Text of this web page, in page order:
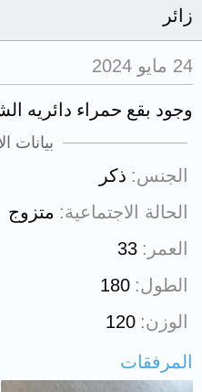
زائر
24 مايو 2024
وجود بقع حمراء دائريه
بيانات
الجنس ذكر
الحالة الاجتماعية
متزوج
العمر
33
الطول 180
الوزن 120
المرفقات